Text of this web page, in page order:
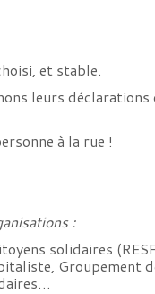
et stable.
leurs
à la rue !
:
solidaires
Groupement